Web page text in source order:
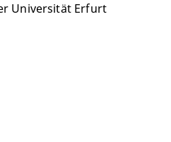
Universität Erfurt